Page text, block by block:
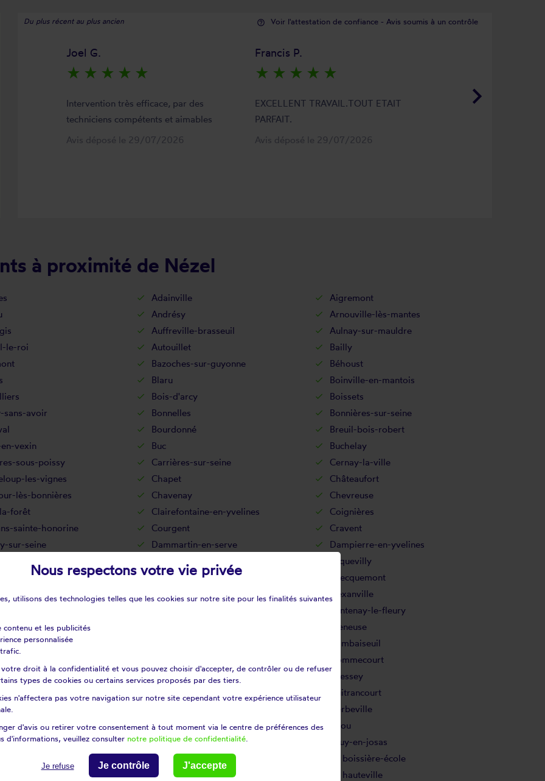
Du plus récent au plus ancien help_outline Voir l'attestation de confiance - Avis soumis à un contrôle
keyboard_arrow_right
Joel G.
star_rate star_rate star_rate star_rate star_rate
Intervention très efficace, par des
techniciens compétents et aimables
Avis déposé le 29/07/2026
Francis P.
star_rate star_rate star_rate star_rate star_rate
EXCELLENT TRAVAIL.TOUT ETAIT
PARFAIT.
Avis déposé le 29/07/2026
à proximité de Nézel
Adainville
Aigremont
Andrésy
Arnouville-lès-mantes
Auffreville-brasseuil
Aulnay-sur-mauldre
le-roi Autouillet
Bailly
Bazoches-sur-guyonne
Béhoust
Blaru
Boinville-en-mantois
Bois-d'arcy
Boissets
sans-avoir Bonnelles
Bonnières-sur-seine
Bourdonné
Breuil-bois-robert
vexin Buc
Buchelay
sous-poissy Carrières-sur-seine
Cernay-la-ville
les-vignes Chapet
Châteaufort
lès-bonnières Chavenay
Chevreuse
forêt Clairefontaine-en-yvelines
Coignières
sainte-honorine Courgent
Cravent
sur-seine Dammartin-en-serve
Dampierre-en-yvelines
Ecquevilly
Épône
Évecquemont
Flacourt
Flexanville
Fontenay-le-fleury
saint-père
Freneuse
Gambaiseuil
Gommecourt
Grandchamp
Gressey
Guerville
Guitrancourt
Herbeville
Houilles
Issou
Jouars-pontchartrain
Jouy-en-josas
Juziers
La boissière-école
La falaise
La hauteville
Nous respectons votre vie privée
utilisons des technologies telles que les cookies sur notre site pour les finalités suivantes
contenu et les publicités
personnalisée
votre droit à la confidentialité et vous pouvez choisir d'accepter, de contrôler ou de refuser
types de cookies ou certains services proposés par des tiers.
n'affectera pas votre navigation sur notre site cependant votre expérience utilisateur
d'avis ou retirer votre consentement à tout moment via le centre de préférences des
d'informations, veuillez consulter notre politique de confidentialité
Je refuse Je contrôle J'accepte